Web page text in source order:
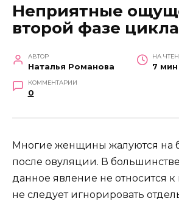
Неприятные
второй фазе цикла
АВТОР
Наталья Романова
НА
7 мин
КОММЕНТАРИИ
0
Многие женщины жалуются на
после овуляции. В
данное явление не относится к
не следует игнорировать